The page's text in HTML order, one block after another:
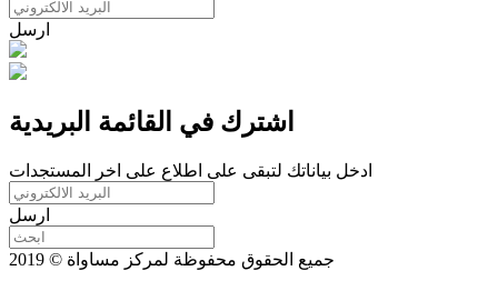
ارسل
اشترك في القائمة البريدية
ادخل بياناتك لتبقى على اطلاع على اخر المستجدات
ارسل
جميع الحقوق محفوظة لمركز مساواة © 2019